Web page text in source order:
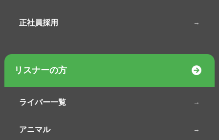
正社員採用
リスナーの方
ライバー一覧
アニマル